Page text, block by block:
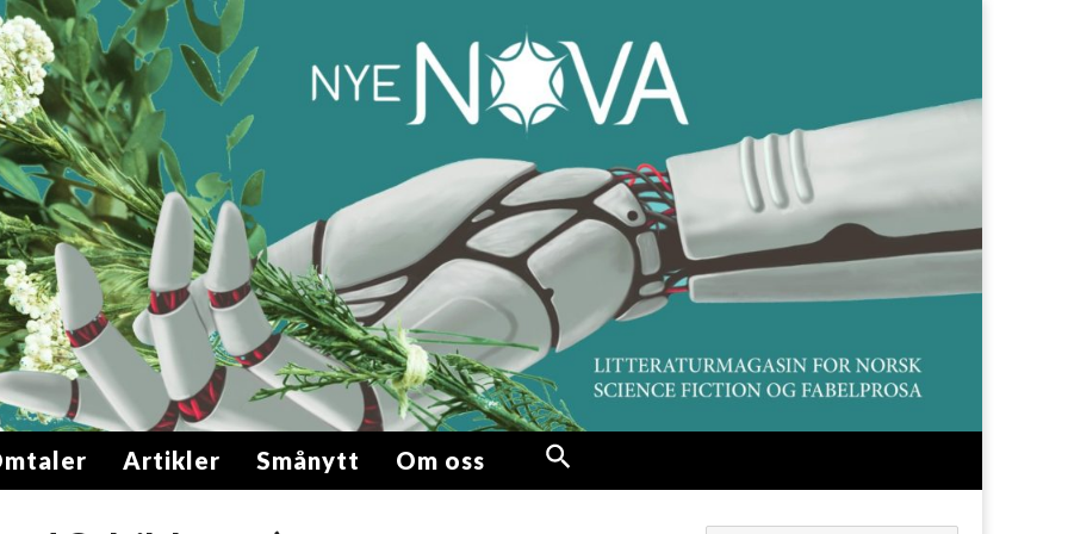
Artikler Smånytt Om oss